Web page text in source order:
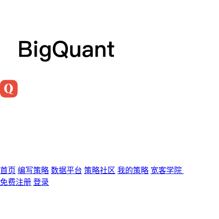
首页 编写策略 数据平台 策略社区 我的策略 宽客学院
免费注册 登录